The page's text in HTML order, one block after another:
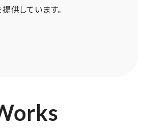
供しています。